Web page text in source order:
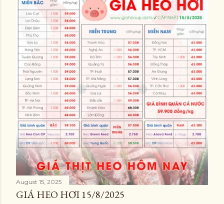
August 15, 2025
GIÁ HEO HƠI 15/8/2025